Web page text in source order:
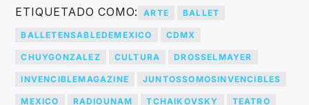
ETIQUETADO COMO: ARTE BALLET
BALLETENSABLEDEMEXICO CDMX
CHUYGONZALEZ CULTURA DROSSELMAYER
INVENCIBLEMAGAZINE JUNTOSSOMOSINVENCIBLES
MEXICO RADIOUNAM TCHAIKOVSKY TEATRO